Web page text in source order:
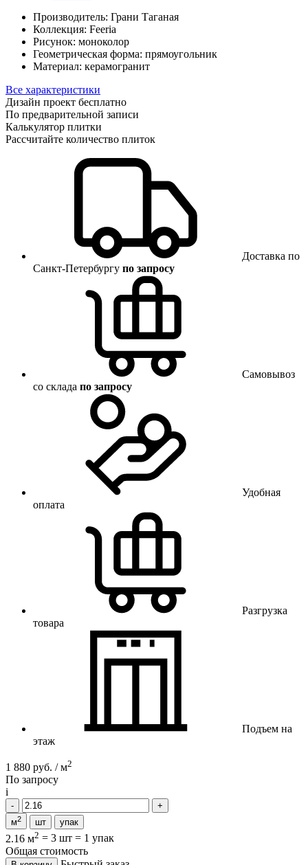
Производитель: Грани Таганая
Коллекция: Feeria
Рисунок: моноколор
Геометрическая форма: прямоугольник
Материал: керамогранит
Все характеристики
Дизайн проект бесплатно
По предварительной записи
Калькулятор плитки
Рассчитайте количество плиток
Доставка по
Санкт-Петербургу по запросу
Самовывоз
со склада по запросу
Удобная
оплата
Разгрузка
товара
Подъем на
этаж
1 880 руб. / м2
По запросу
i
м2 шт упак
2.16 м2 = 3 шт = 1 упак
Общая стоимость